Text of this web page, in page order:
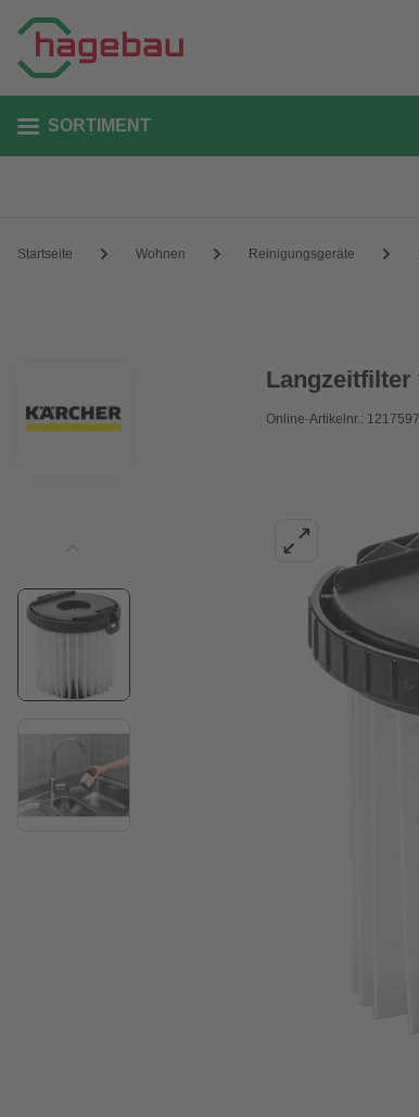
SORTIMENT
Startseite Wohnen Reinigungsgeräte
Langzeitfilter
Online-Artikelnr.: 1217597